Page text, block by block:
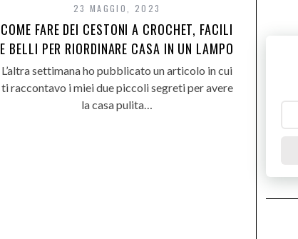
23 MAGGIO, 2023
COME FARE DEI CESTONI A CROCHET, FACILI
E BELLI PER RIORDINARE CASA IN UN LAMPO
L’altra settimana ho pubblicato un articolo in cui
ti raccontavo i miei due piccoli segreti per avere
la casa pulita…